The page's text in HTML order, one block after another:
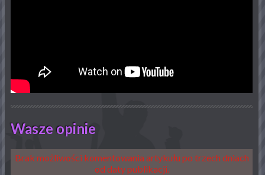
Wasze opinie
Brak możliwości komentowania artykułu po trzech dniach
od daty publikacji.